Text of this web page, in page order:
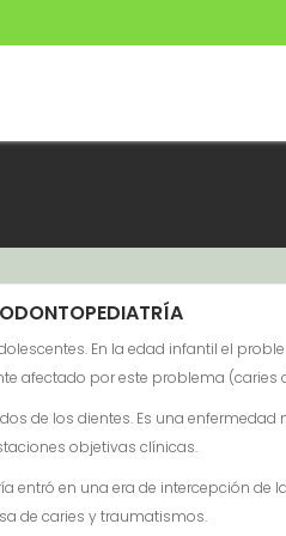
ODONTOPEDIATRÍA
En la edad infantil el
afectado por este problema (caries
de los dientes. Es una
objetivas clínicas.
en una era de intercepción
de caries y traumatismos.